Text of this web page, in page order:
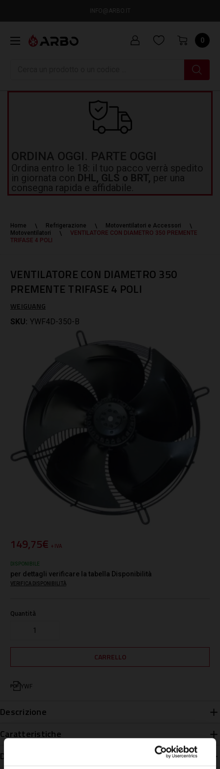
INFO@ARBO.IT
0
ORDINA OGGI. PARTE OGGI
Ordina entro le 18: il tuo pacco verrà spedito
in giornata con DHL, GLS o BRT, per una
consegna rapida e affidabile.
Home Refrigerazione
Motoventilatori e Accessori
Motoventilatori
VENTILATORE CON DIAMETRO 350 PREMENTE
TRIFASE 4 POLI
VENTILATORE CON DIAMETRO 350
PREMENTE TRIFASE 4 POLI
WEIGUANG
SKU: YWF4D-350-B
149,75€ + IVA
DISPONIBILE
per dettagli verificare la tabella Disponibilità
VERIFICA DISPONIBILITÀ
Quantità
YWF
Descrizione
Caratteristiche
Disponibilità